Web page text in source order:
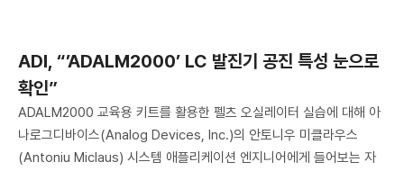
ADI, “’ADALM2000’ LC 발진기 공진 특성 눈으로
확인”
ADALM2000 교육용 키트를 활용한 펠츠 오실레이터 실습에 대해 아
나로그디바이스(Analog Devices, Inc.)의 안토니우 미클라우스
(Antoniu Miclaus) 시스템 애플리케이션 엔지니어에게 들어보는 자